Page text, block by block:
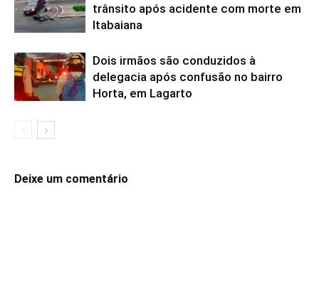
trânsito após acidente com morte em
Itabaiana
Dois irmãos são conduzidos à
delegacia após confusão no bairro
Horta, em Lagarto
Deixe um comentário